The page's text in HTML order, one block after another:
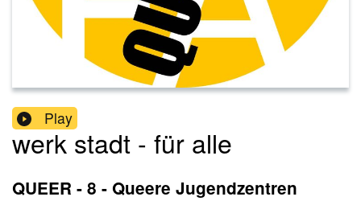
Play
werk stadt - für alle
QUEER - 8 - Queere Jugendzentren